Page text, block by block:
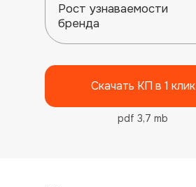
Рост узнаваемости
бренда
Скачать КП в 1 клик
pdf 3,7 mb